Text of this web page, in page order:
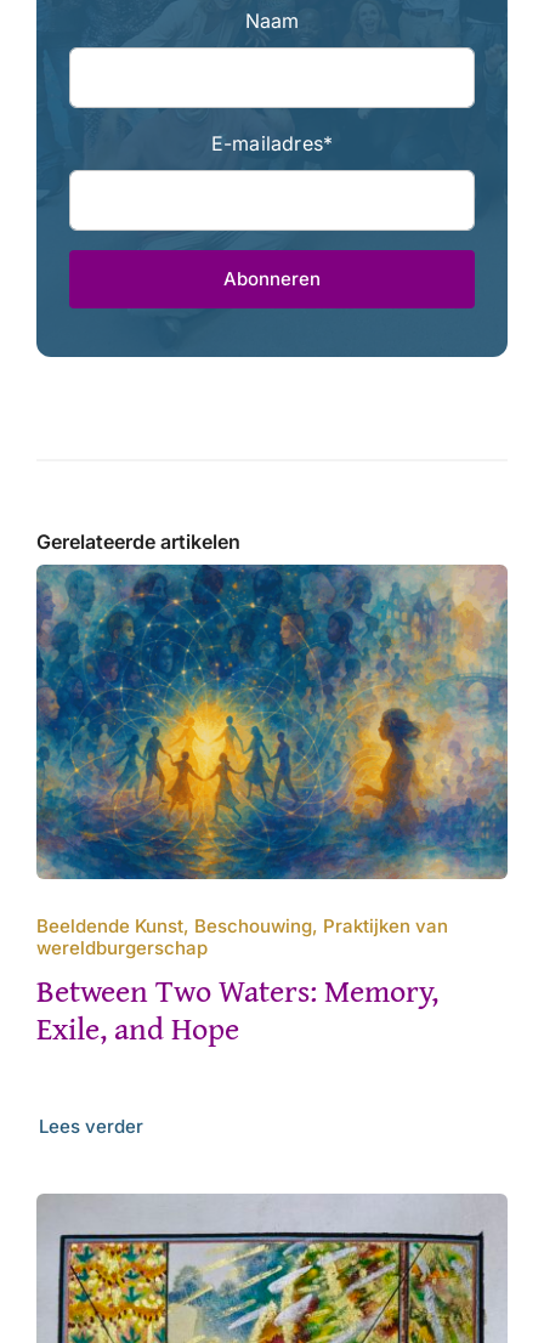
Naam
E-mailadres*
Abonneren
Gerelateerde artikelen
Beeldende Kunst, Beschouwing, Praktijken van
wereldburgerschap
Between Two Waters: Memory,
Exile, and Hope
Lees verder